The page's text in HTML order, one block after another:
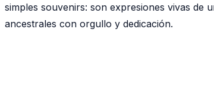
simples souvenirs: son expresiones vivas de
ancestrales con orgullo y dedicación.